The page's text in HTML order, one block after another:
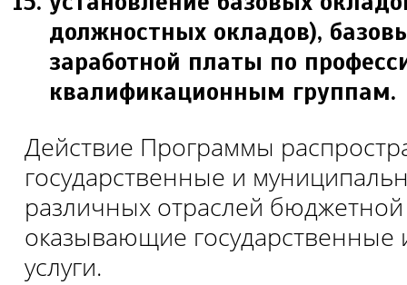
должностных окладов),
заработной платы по
квалификационным группам.
Действие Программы
государственные и
различных отраслей
оказывающие
услуги.